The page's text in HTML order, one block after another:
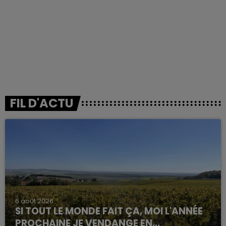
FIL D'ACTU
6 août 2026
SI TOUT LE MONDE FAIT ÇA, MOI L'ANNÉE